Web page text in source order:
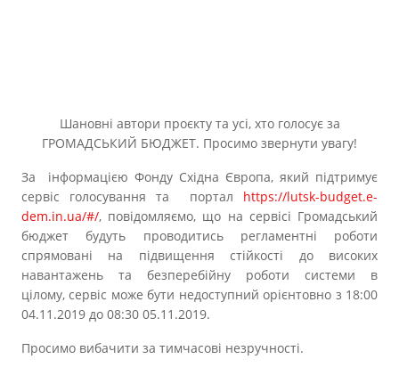
Шановні автори проєкту та усі, хто голосує за
ГРОМАДСЬКИЙ БЮДЖЕТ. Просимо звернути увагу!
За інформацією Фонду Східна Європа, який підтримує
сервіс голосування та портал https://lutsk-budget.e-
dem.in.ua/#/, повідомляємо, що на сервісі Громадський
бюджет будуть проводитись регламентні роботи
спрямовані на підвищення стійкості до високих
навантажень та безперебійну роботи системи в
цілому, сервіс може бути недоступний орієнтовно з 18:00
04.11.2019 до 08:30 05.11.2019.
Просимо вибачити за тимчасові незручності.